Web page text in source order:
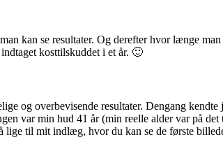
kan se resultater. Og derefter hvor længe
kosttilskuddet i et år. 🙂
og overbevisende resultater. Dengang
var min hud 41 år (min reelle alder var på
lige til mit indlæg, hvor du kan se de første